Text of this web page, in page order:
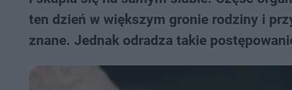
ten dzień w większym gronie rodziny i
znane. Jednak odradza takie